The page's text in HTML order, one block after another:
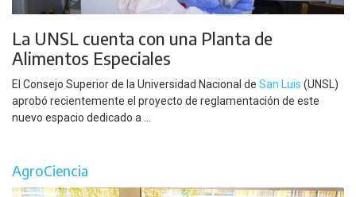
La UNSL cuenta con una Planta de
Alimentos Especiales
El Consejo Superior de la Universidad Nacional de San Luis (UNSL)
aprobó recientemente el proyecto de reglamentación de este
nuevo espacio dedicado a ...
AgroCiencia